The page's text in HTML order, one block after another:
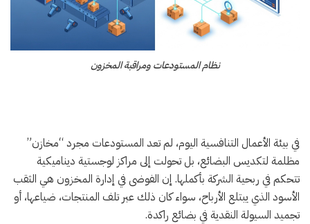
نظام المستودعات ومراقبة المخزون
في بيئة الأعمال التنافسية اليوم، لم تعد المستودعات مجرد “مخازن”
مظلمة لتكديس البضائع، بل تحولت إلى مراكز لوجستية ديناميكية
تتحكم في ربحية الشركة بأكملها. إن الفوضى في إدارة المخزون هي الثقب
الأسود الذي يبتلع الأرباح، سواء كان ذلك عبر تلف المنتجات، ضياعها، أو
تجميد السيولة النقدية في بضائع راكدة.